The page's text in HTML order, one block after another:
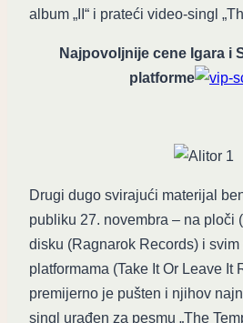
album „II“ i prateći video-singl
Najpovoljnije cene Igara i
platforme
Drugi dugo svirajući materijal
publiku 27. novembra – na ploči
disku (Ragnarok Records) i
platformama (Take It Or Leave It
premijerno je pušten i njihov
singl urađen za pesmu „The